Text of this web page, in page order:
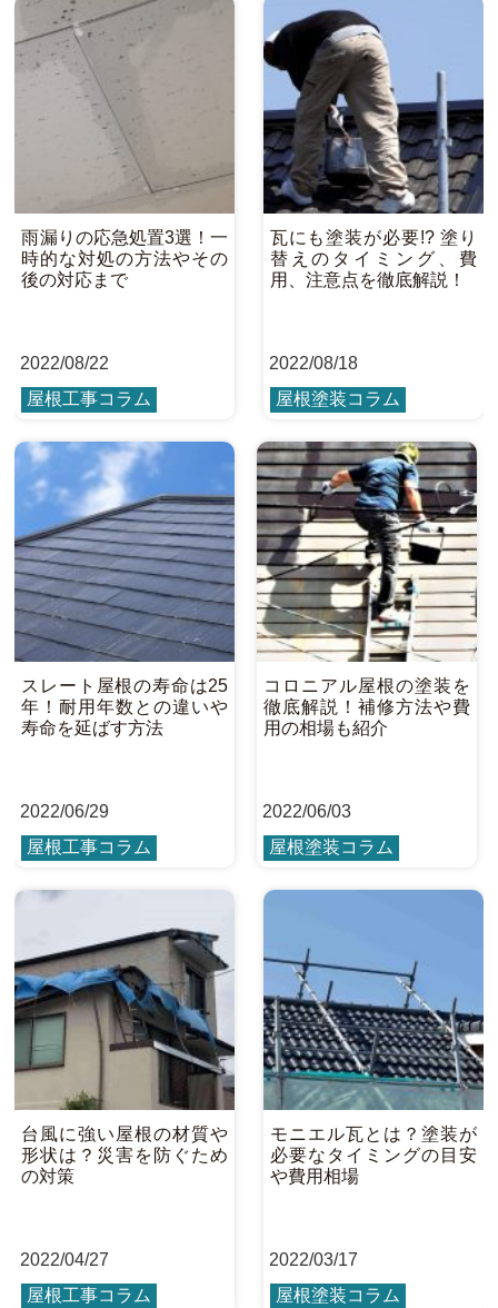
雨漏りの応急処置3選！一
時的な対処の方法やその
後の対応まで
2022/08/22
屋根工事コラム
瓦にも塗装が必要!? 塗り
替えのタイミング、費
用、注意点を徹底解説！
2022/08/18
屋根塗装コラム
スレート屋根の寿命は25
年！耐用年数との違いや
寿命を延ばす方法
2022/06/29
屋根工事コラム
コロニアル屋根の塗装を
徹底解説！補修方法や費
用の相場も紹介
2022/06/03
屋根塗装コラム
台風に強い屋根の材質や
形状は？災害を防ぐため
の対策
2022/04/27
屋根工事コラム
モニエル瓦とは？塗装が
必要なタイミングの目安
や費用相場
2022/03/17
屋根塗装コラム